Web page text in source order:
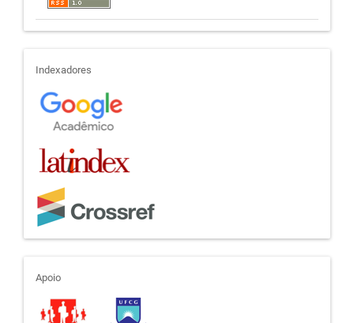
indexadores
Indexadores
apoio
Apoio